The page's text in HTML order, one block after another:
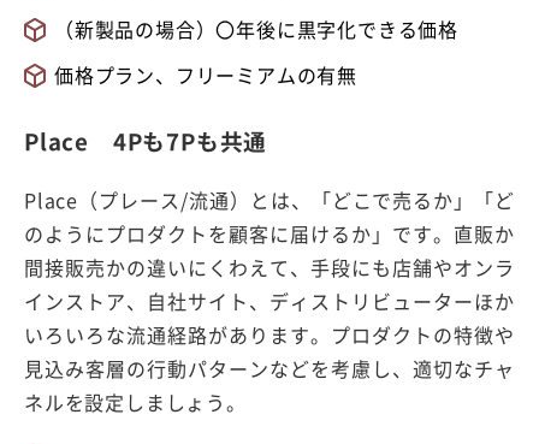
（新製品の場合）〇年後に黒字化できる価格
価格プラン、フリーミアムの有無
Place 4Pも7Pも共通
Place（プレース/流通）とは、「どこで売るか」「ど
のようにプロダクトを顧客に届けるか」です。直販か
間接販売かの違いにくわえて、手段にも店舗やオンラ
インストア、自社サイト、ディストリビューターほか
いろいろな流通経路があります。プロダクトの特徴や
見込み客層の行動パターンなどを考慮し、適切なチャ
ネルを設定しましょう。